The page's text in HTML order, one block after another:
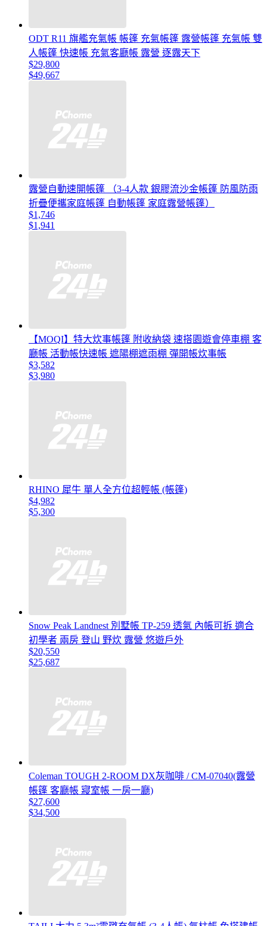
ODT R11 旗艦充氣帳 帳篷 充氣帳篷 露營帳篷 充氣帳 雙
人帳篷 快速帳 充氣客廳帳 露營 逐露天下
$29,800
$49,667
露營自動速開帳篷 （3-4人款 銀膠流沙金帳篷 防風防雨
折疊便攜家庭帳篷 自動帳篷 家庭露營帳篷）
$1,746
$1,941
【MOQI】特大炊事帳篷 附收納袋 速搭園遊會停車棚 客
廳帳 活動帳快速帳 遮陽棚遮雨棚 彈開帳炊事帳
$3,582
$3,980
RHINO 犀牛 單人全方位超輕帳 (帳篷)
$4,982
$5,300
Snow Peak Landnest 別墅帳 TP-259 透氣 內帳可拆 適合
初學者 兩房 登山 野炊 露營 悠遊戶外
$20,550
$25,687
Coleman TOUGH 2-ROOM DX灰咖啡 / CM-07040(露營
帳篷 客廳帳 寢室帳 一房一廳)
$27,600
$34,500